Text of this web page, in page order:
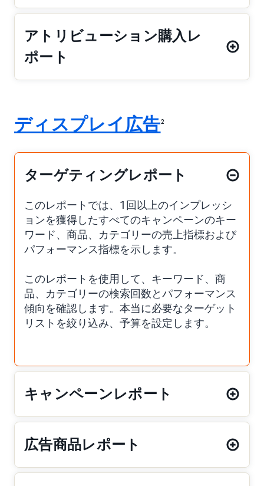
アトリビューション購入レ
ポート
ディスプレイ広告2
ターゲティングレポート
このレポートでは、1回以上のインプレッシ
ョンを獲得したすべてのキャンペーンのキー
ワード、商品、カテゴリーの売上指標および
パフォーマンス指標を示します。
このレポートを使用して、キーワード、商
品、カテゴリーの検索回数とパフォーマンス
傾向を確認します。本当に必要なターゲット
リストを絞り込み、予算を設定します。
キャンペーンレポート
広告商品レポート